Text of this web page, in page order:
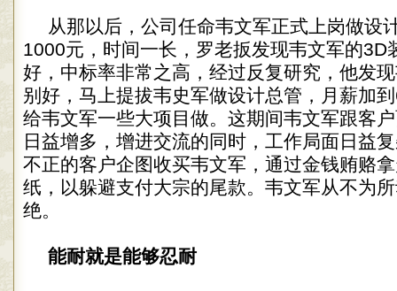
从那以后，公司任命韦文军正式上岗做设
1000元，时间一长，罗老扳发现韦文军的3D
好，中标率非常之高，经过反复研究，他发
别好，马上提拔韦史军做设计总管，月薪加
给韦文军一些大项目做。这期间韦文军跟客
日益增多，增进交流的同时，工作局面日益
不正的客户企图收买韦文军，通过金钱贿赂
纸，以躲避支付大宗的尾款。韦文军从不为
绝。
能耐就是能够忍耐